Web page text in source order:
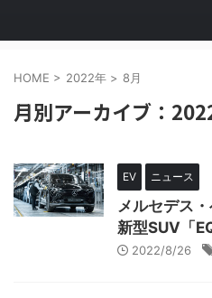
HOME > 2022年 > 8月
月別アーカイブ：
EV ニュース
メルセデス
新型SUV「
2022/8/26